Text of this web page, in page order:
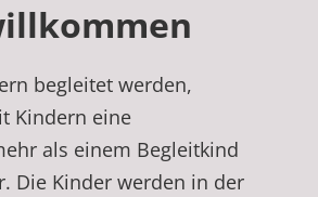
begleitet werden,
Kindern eine
als einem Begleitkind
Die Kinder werden in der